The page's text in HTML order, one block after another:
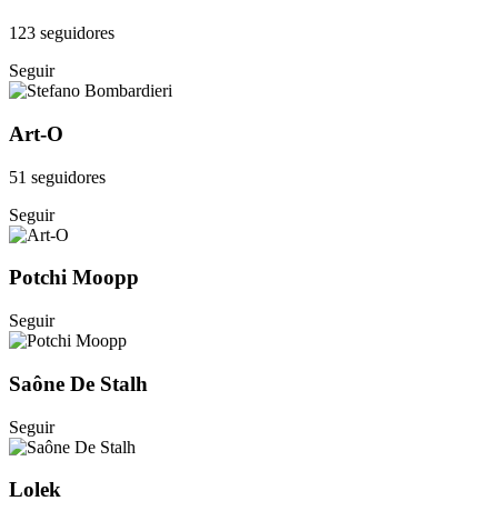
123 seguidores
Seguir
Art-O
51 seguidores
Seguir
Potchi Moopp
Seguir
Saône De Stalh
Seguir
Lolek